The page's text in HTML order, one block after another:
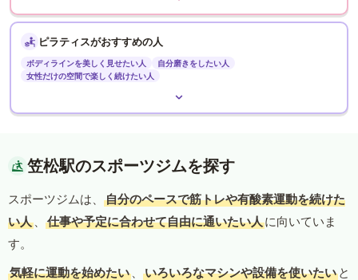
ピラティスがおすすめの人
ボディラインを美しく見せたい人
自分磨きをしたい人
女性だけの空間で楽しく続けたい人
笠松駅のスポーツジムを探す
スポーツジムは、
自分のペースで筋トレや有酸素運動を続けた
い人 、 仕事や予定に合わせて自由に通いたい人に向いていま
す。
気軽に運動を始めたい 、 いろいろなマシンや設備を使いたい と